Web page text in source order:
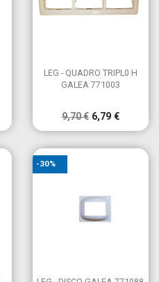
 Vista rápida
LEG - QUADRO TRIPL0 H
GALEA 771003
9,70 € 6,79 €
Vista rápida
-30%